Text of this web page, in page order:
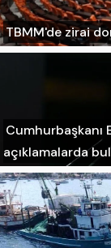
TBMM'de zirai
Cumhurbaşkanı
açıklamalarda